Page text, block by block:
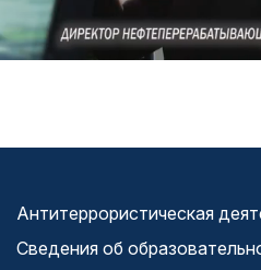
Антитеррористическая
Сведения об